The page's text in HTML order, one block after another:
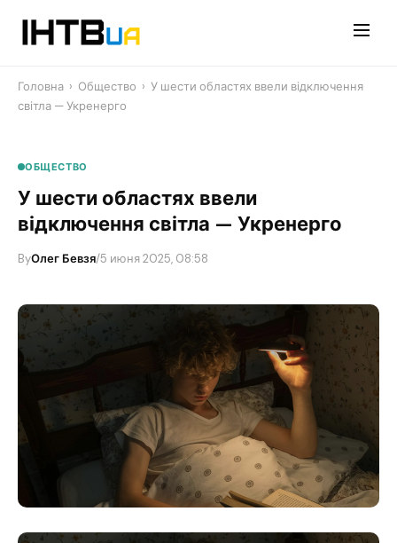
Головна › Общество › У шести областях ввели відключення
світла — Укренерго
ОБЩЕСТВО
У шести областях ввели
відключення світла — Укренерго
ByОлег Бевзя/5 июня 2025, 08:58